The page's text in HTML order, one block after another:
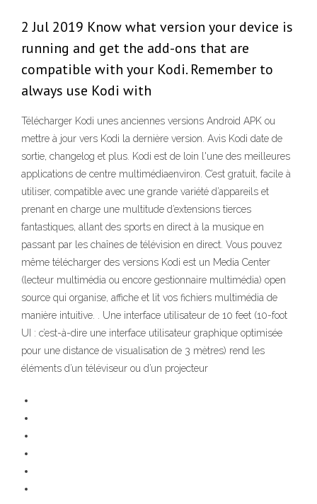
2 Jul 2019 Know what version your device is
running and get the add-ons that are
compatible with your Kodi. Remember to
always use Kodi with
Télécharger Kodi unes anciennes versions Android APK ou
mettre à jour vers Kodi la dernière version. Avis Kodi date de
sortie, changelog et plus. Kodi est de loin l'une des meilleures
applications de centre multimédiaenviron. C’est gratuit, facile à
utiliser, compatible avec une grande variété d’appareils et
prenant en charge une multitude d’extensions tierces
fantastiques, allant des sports en direct à la musique en
passant par les chaînes de télévision en direct. Vous pouvez
même télécharger des versions Kodi est un Media Center
(lecteur multimédia ou encore gestionnaire multimédia) open
source qui organise, affiche et lit vos fichiers multimédia de
manière intuitive. . Une interface utilisateur de 10 feet (10-foot
UI : c’est-à-dire une interface utilisateur graphique optimisée
pour une distance de visualisation de 3 mètres) rend les
éléments d’un téléviseur ou d’un projecteur